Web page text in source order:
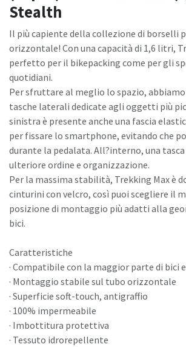
Stealth
Il più capiente della collezione di borselli
orizzontale! Con una capacità di 1,6 litri,
perfetto per il bikepacking come per gli
quotidiani.
Per sfruttare al meglio lo spazio,
tasche laterali dedicate agli oggetti più
sinistra è presente anche una fascia
per fissare lo smartphone, evitando che
durante la pedalata. All?interno, una
ulteriore ordine e organizzazione.
Per la massima stabilità, Trekking Max è
cinturini con velcro, così puoi scegliere il
posizione di montaggio più adatti alla
bici.
Caratteristiche
· Compatibile con la maggior parte di bici
· Montaggio stabile sul tubo orizzontale
· Superficie soft-touch, antigraffio
· 100% impermeabile
· Imbottitura protettiva
· Tessuto idrorepellente